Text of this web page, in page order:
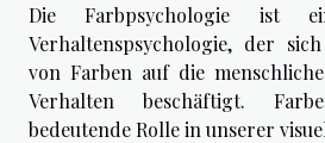
Die Farbpsychologie ist
Verhaltenspsychologie, der
von Farben auf die
Verhalten beschäftigt.
bedeutende Rolle in unserer